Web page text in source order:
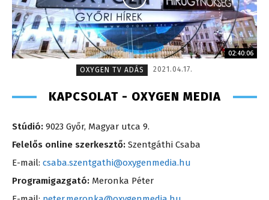
02:40:06
OXYGEN TV ADÁS
2021.04.17.
KAPCSOLAT - OXYGEN MEDIA
Stúdió: 9023 Győr, Magyar utca 9.
Felelős online szerkesztő: Szentgáthi Csaba
E-mail: csaba.szentgathi@oxygenmedia.hu
Programigazgató: Meronka Péter